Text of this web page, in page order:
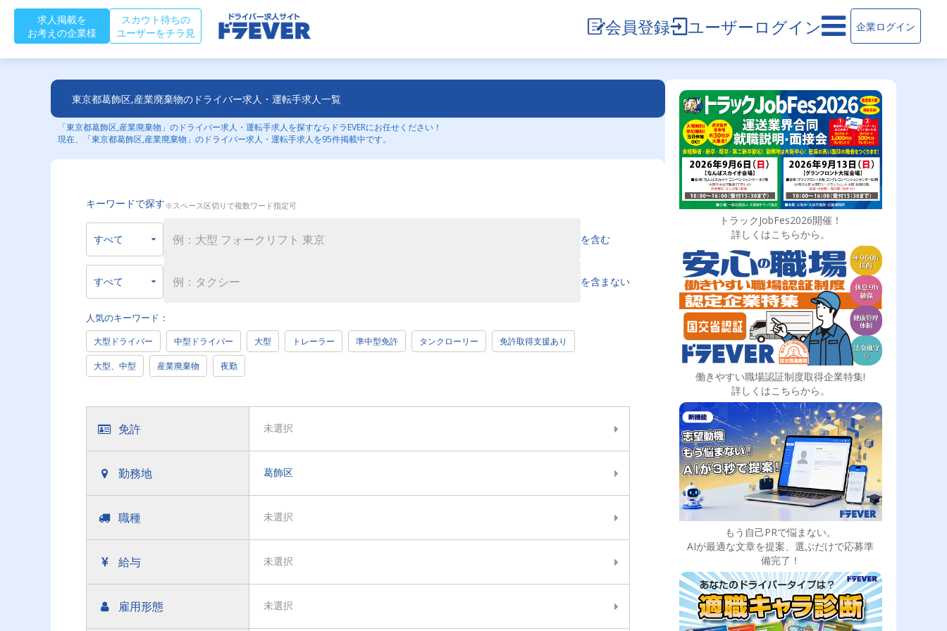
求人掲載を
お考えの企業様
スカウト待ちの
ユーザーをチラ見
会員登録 ユーザーログイン 企業ログイン
東京都葛飾区,産業廃棄物のドライバー求人・運転手求人一覧
「東京都葛飾区,産業廃棄物」のドライバー求人・運転手求人を探すならドラEVERにお任せください！
現在、「東京都葛飾区,産業廃棄物」のドライバー求人・運転手求人を95件掲載中です。
キーワードで探す※スペース区切りで複数ワード指定可
を含む
を含まない
人気のキーワード：
大型ドライバー 中型ドライバー 大型 トレーラー 準中型免許 タンクローリー 免許取得支援あり
大型、中型 産業廃棄物 夜勤
免許 未選択
勤務地 葛飾区
職種 未選択
給与 未選択
雇用形態 未選択
トラックJobFes2026開催！
詳しくはこちらから。
働きやすい職場認証制度取得企業特集!
詳しくはこちらから。
もう自己PRで悩まない。
AIが最適な文章を提案、選ぶだけで応募準
備完了！